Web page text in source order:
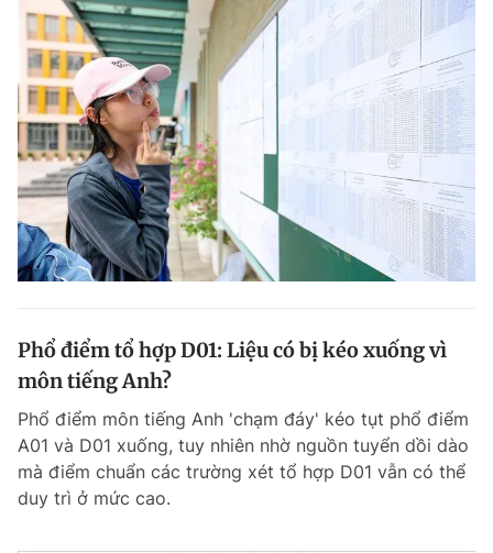
Tin thị trường Tin 360
Video Magazine
Sản phẩm khác
Tiện ích Bạn cần biết
Đọc Thanh Niên trên điện thoại
Đăng xuất
Phổ điểm tổ hợp D01: Liệu có bị kéo xuống vì
môn tiếng Anh?
Phổ điểm môn tiếng Anh 'chạm đáy' kéo tụt phổ điểm
A01 và D01 xuống, tuy nhiên nhờ nguồn tuyển dồi dào
mà điểm chuẩn các trường xét tổ hợp D01 vẫn có thể
duy trì ở mức cao.